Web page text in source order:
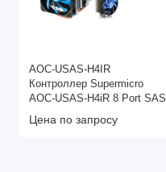
AOC-USAS-H4IR
Контроллер Supermicro
AOC-USAS-H4iR 8 Port SAS
Цена по запросу